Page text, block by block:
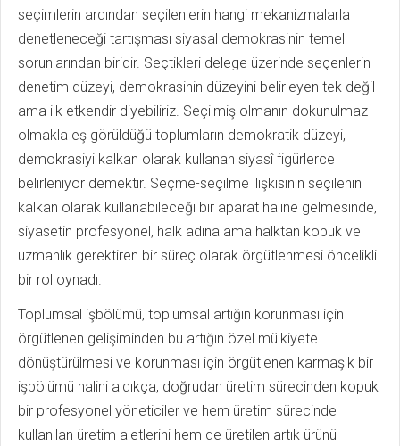
seçimlerin ardından seçilenlerin hangi mekanizmalarla
denetleneceği tartışması siyasal demokrasinin temel
sorunlarından biridir. Seçtikleri delege üzerinde seçenlerin
denetim düzeyi, demokrasinin düzeyini belirleyen tek değil
ama ilk etkendir diyebiliriz. Seçilmiş olmanın dokunulmaz
olmakla eş görüldüğü toplumların demokratik düzeyi,
demokrasiyi kalkan olarak kullanan siyasî figürlerce
belirleniyor demektir. Seçme-seçilme ilişkisinin seçilenin
kalkan olarak kullanabileceği bir aparat haline gelmesinde,
siyasetin profesyonel, halk adına ama halktan kopuk ve
uzmanlık gerektiren bir süreç olarak örgütlenmesi öncelikli
bir rol oynadı.
Toplumsal işbölümü, toplumsal artığın korunması için
örgütlenen gelişiminden bu artığın özel mülkiyete
dönüştürülmesi ve korunması için örgütlenen karmaşık bir
işbölümü halini aldıkça, doğrudan üretim sürecinden kopuk
bir profesyonel yöneticiler ve hem üretim sürecinde
kullanılan üretim aletlerini hem de üretilen artık ürünü